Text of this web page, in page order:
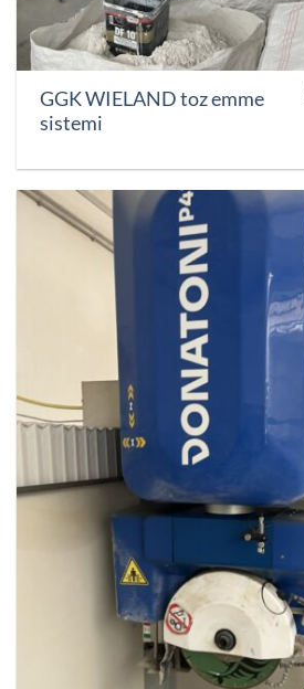
GGK WIELAND toz emme
sistemi